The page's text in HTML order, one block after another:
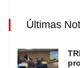
Últimas